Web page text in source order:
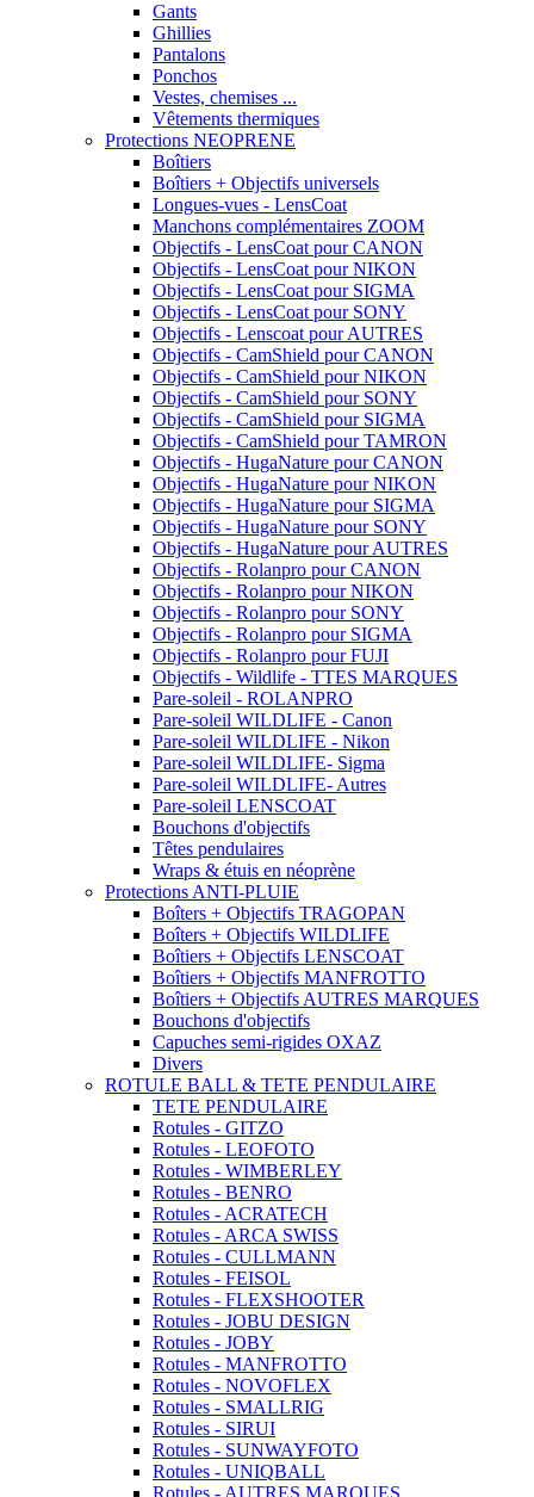
Gants
Ghillies
Pantalons
Ponchos
Vestes, chemises ...
Vêtements thermiques
Protections NEOPRENE
Boîtiers
Boîtiers + Objectifs universels
Longues-vues - LensCoat
Manchons complémentaires ZOOM
Objectifs - LensCoat pour CANON
Objectifs - LensCoat pour NIKON
Objectifs - LensCoat pour SIGMA
Objectifs - LensCoat pour SONY
Objectifs - Lenscoat pour AUTRES
Objectifs - CamShield pour CANON
Objectifs - CamShield pour NIKON
Objectifs - CamShield pour SONY
Objectifs - CamShield pour SIGMA
Objectifs - CamShield pour TAMRON
Objectifs - HugaNature pour CANON
Objectifs - HugaNature pour NIKON
Objectifs - HugaNature pour SIGMA
Objectifs - HugaNature pour SONY
Objectifs - HugaNature pour AUTRES
Objectifs - Rolanpro pour CANON
Objectifs - Rolanpro pour NIKON
Objectifs - Rolanpro pour SONY
Objectifs - Rolanpro pour SIGMA
Objectifs - Rolanpro pour FUJI
Objectifs - Wildlife - TTES MARQUES
Pare-soleil - ROLANPRO
Pare-soleil WILDLIFE - Canon
Pare-soleil WILDLIFE - Nikon
Pare-soleil WILDLIFE- Sigma
Pare-soleil WILDLIFE- Autres
Pare-soleil LENSCOAT
Bouchons d'objectifs
Têtes pendulaires
Wraps & étuis en néoprène
Protections ANTI-PLUIE
Boîters + Objectifs TRAGOPAN
Boîters + Objectifs WILDLIFE
Boîtiers + Objectifs LENSCOAT
Boîtiers + Objectifs MANFROTTO
Boîtiers + Objectifs AUTRES MARQUES
Bouchons d'objectifs
Capuches semi-rigides OXAZ
Divers
ROTULE BALL & TETE PENDULAIRE
TETE PENDULAIRE
Rotules - GITZO
Rotules - LEOFOTO
Rotules - WIMBERLEY
Rotules - BENRO
Rotules - ACRATECH
Rotules - ARCA SWISS
Rotules - CULLMANN
Rotules - FEISOL
Rotules - FLEXSHOOTER
Rotules - JOBU DESIGN
Rotules - JOBY
Rotules - MANFROTTO
Rotules - NOVOFLEX
Rotules - SMALLRIG
Rotules - SIRUI
Rotules - SUNWAYFOTO
Rotules - UNIQBALL
Rotules - AUTRES MARQUES